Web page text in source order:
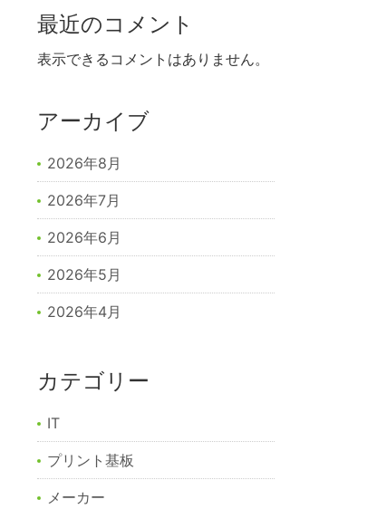
最近のコメント
表示できるコメントはありません。
アーカイブ
2026年8月
2026年7月
2026年6月
2026年5月
2026年4月
カテゴリー
IT
プリント基板
メーカー